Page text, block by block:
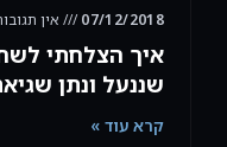
איך הצלחתי
שננעל ונתן
07/12/2018 אין
קרא עוד »